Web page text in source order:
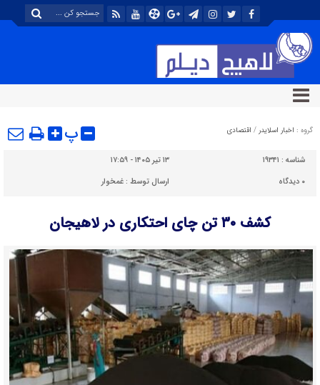
گروه : اخبار اسلایدر / اقتصادی پ
شناسه : ۱۹۳۴۱
۱۳ تیر ۱۴۰۵ - ۱۷:۵۹
۰ دیدگاه ارسال توسط :غمخوار
کشف ۳۰ تن چای احتکاری در لاهیجان